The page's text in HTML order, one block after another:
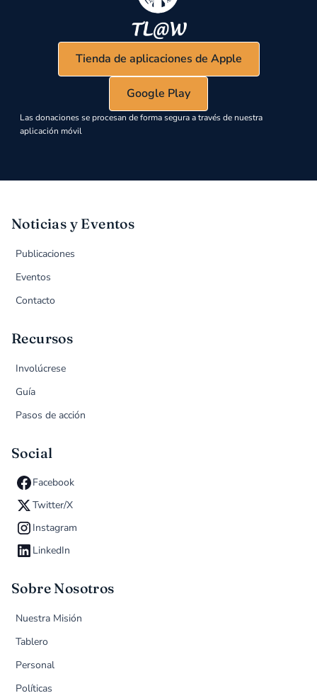
Tienda de aplicaciones de Apple
Google Play
Las donaciones se procesan de forma segura a través de nuestra
aplicación móvil
Noticias y Eventos
Publicaciones
Eventos
Contacto
Recursos
Involúcrese
Guía
Pasos de acción
Social
Facebook
Twitter/X
Instagram
LinkedIn
Sobre Nosotros
Nuestra Misión
Tablero
Personal
Políticas